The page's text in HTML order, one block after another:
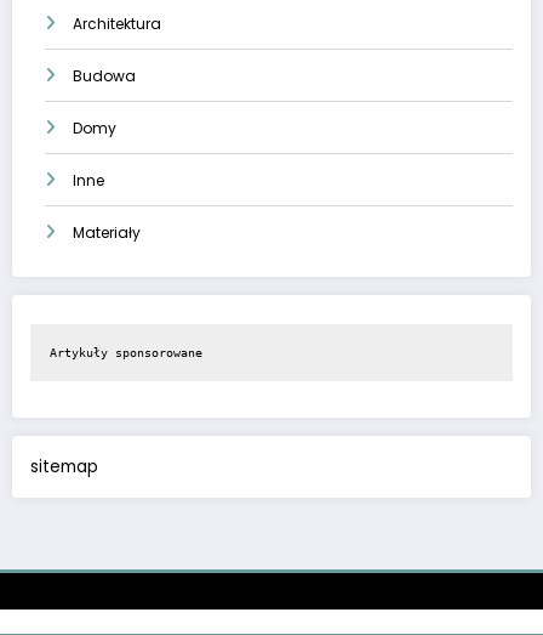
Architektura
Budowa
Domy
Inne
Materiały
Artykuły sponsorowane
sitemap